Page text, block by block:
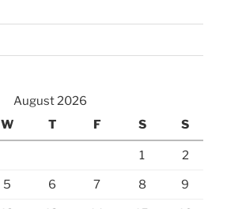
August 2026
W T F S S
1 2
5 6 7 8 9